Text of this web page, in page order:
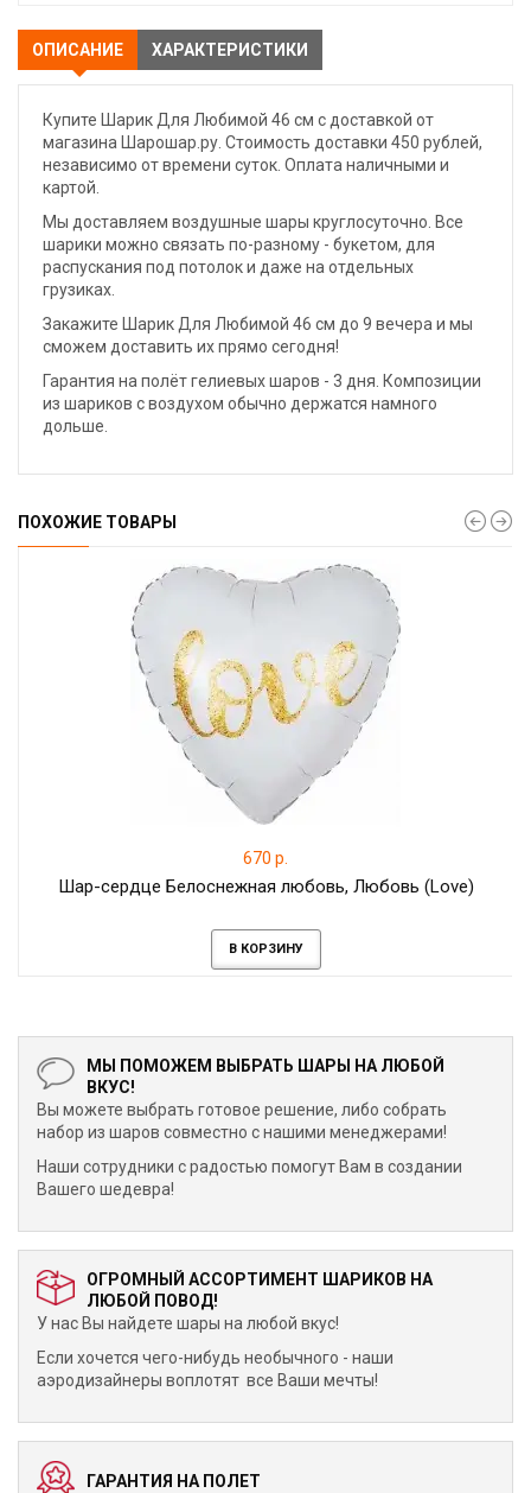
ОПИСАНИЕ ХАРАКТЕРИСТИКИ
Купите Шарик Для Любимой 46 см с доставкой от
магазина Шарошар.ру. Стоимость доставки 450 рублей,
независимо от времени суток. Оплата наличными и
картой.
Мы доставляем воздушные шары круглосуточно. Все
шарики можно связать по-разному - букетом, для
распускания под потолок и даже на отдельных
грузиках.
Закажите Шарик Для Любимой 46 см до 9 вечера и мы
сможем доставить их прямо сегодня!
Гарантия на полёт гелиевых шаров - 3 дня. Композиции
из шариков с воздухом обычно держатся намного
дольше.
ПОХОЖИЕ ТОВАРЫ
670 р.
Шар-сердце Белоснежная любовь, Любовь (Love)
В КОРЗИНУ
МЫ ПОМОЖЕМ ВЫБРАТЬ ШАРЫ НА ЛЮБОЙ
ВКУС!
Вы можете выбрать готовое решение, либо собрать
набор из шаров совместно с нашими менеджерами!
Наши сотрудники с радостью помогут Вам в создании
Вашего шедевра!
ОГРОМНЫЙ АССОРТИМЕНТ ШАРИКОВ НА
ЛЮБОЙ ПОВОД!
У нас Вы найдете шары на любой вкус!
Если хочется чего-нибудь необычного - наши
аэродизайнеры воплотят все Ваши мечты!
ГАРАНТИЯ НА ПОЛЕТ